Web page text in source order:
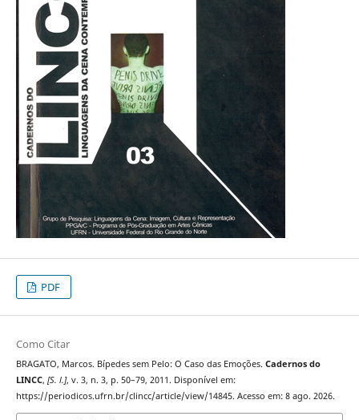
PDF
Como Citar
BRAGATO, Marcos. Bípedes sem Pelo: O Caso das Emoções. Cadernos do
LINCC, [S. l.], v. 3, n. 3, p. 50–79, 2011. Disponível em:
https://periodicos.ufrn.br/clincc/article/view/14845. Acesso em: 8 ago. 2026.